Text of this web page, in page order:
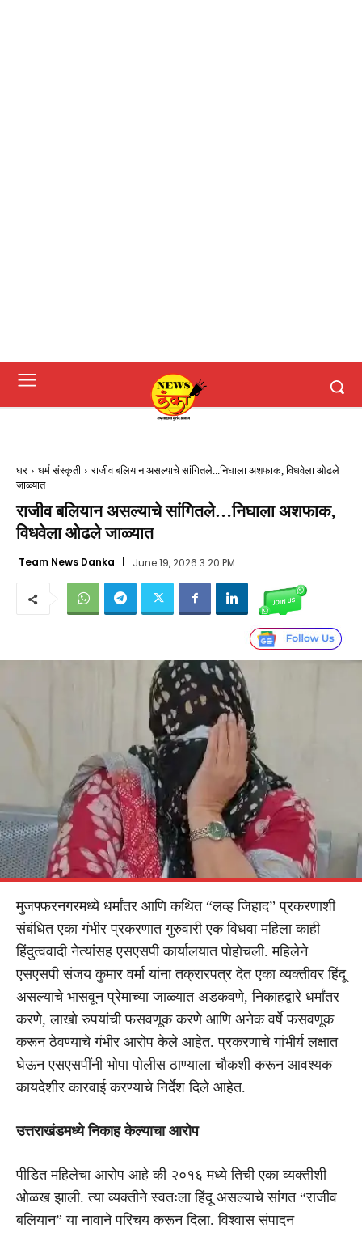
घर धर्म संस्कृती
राजीव बलियान असल्याचे सांगितले...निघाला अशफाक, विधवेला ओढले
जाळ्यात
राजीव बलियान असल्याचे सांगितले…निघाला अशफाक,
विधवेला ओढले जाळ्यात
Team News Danka June 19, 2026 3:20 PM
मुजफ्फरनगरमध्ये धर्मांतर आणि कथित “लव्ह जिहाद” प्रकरणाशी
संबंधित एका गंभीर प्रकरणात गुरुवारी एक विधवा महिला काही
हिंदुत्ववादी नेत्यांसह एसएसपी कार्यालयात पोहोचली. महिलेने
एसएसपी संजय कुमार वर्मा यांना तक्रारपत्र देत एका व्यक्तीवर हिंदू
असल्याचे भासवून प्रेमाच्या जाळ्यात अडकवणे, निकाहद्वारे धर्मांतर
करणे, लाखो रुपयांची फसवणूक करणे आणि अनेक वर्षे फसवणूक
करून ठेवण्याचे गंभीर आरोप केले आहेत. प्रकरणाचे गांभीर्य लक्षात
घेऊन एसएसपींनी भोपा पोलीस ठाण्याला चौकशी करून आवश्यक
कायदेशीर कारवाई करण्याचे निर्देश दिले आहेत.
उत्तराखंडमध्ये निकाह केल्याचा आरोप
पीडित महिलेचा आरोप आहे की २०१६ मध्ये तिची एका व्यक्तीशी
ओळख झाली. त्या व्यक्तीने स्वतःला हिंदू असल्याचे सांगत “राजीव
बलियान” या नावाने परिचय करून दिला. विश्वास संपादन